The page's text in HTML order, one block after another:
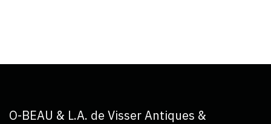
O-BEAU & L.A. de Visser Antiques &